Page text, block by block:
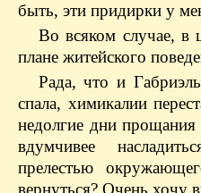
быть, эти придирки у
Во всяком случае, в
плане житейского
Рада, что и
спала, химикалии
недолгие дни
вдумчивее
прелестью
вернуться? Очень хочу